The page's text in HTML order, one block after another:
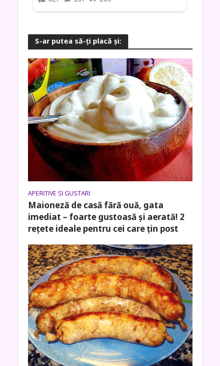
S-ar putea să-ţi placă şi:
APERITIVE SI GUSTARI
Maioneză de casă fără ouă, gata
imediat – foarte gustoasă și aerată! 2
rețete ideale pentru cei care țin post